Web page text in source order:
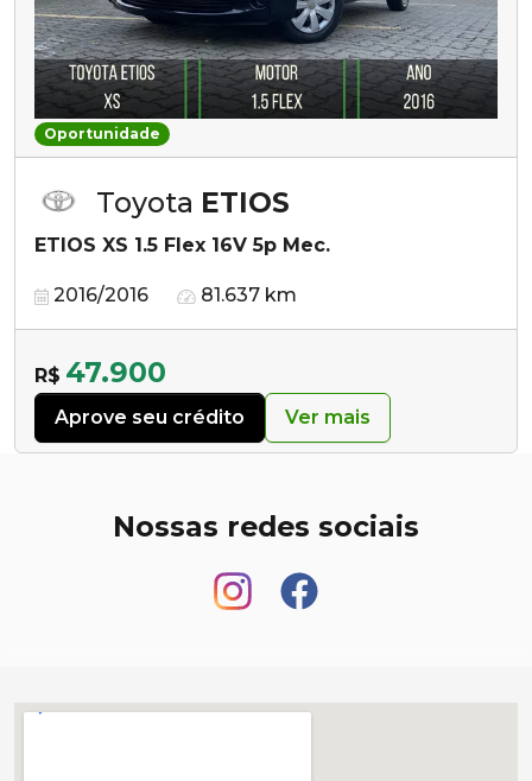
Oportunidade
Toyota ETIOS
ETIOS XS 1.5 Flex 16V 5p Mec.
2016/2016 81.637 km
R$ 47.900
Aprove seu crédito Ver mais
Nossas redes sociais